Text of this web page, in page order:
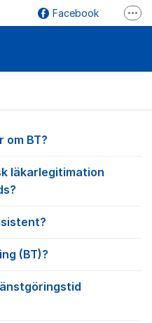
Facebook
om BT?
läkarlegitimation
(BT)?